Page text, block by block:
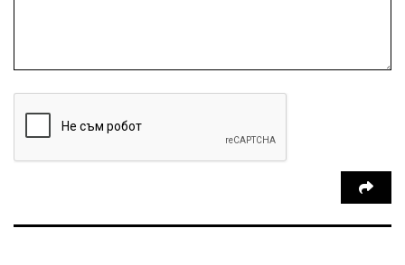
КироБрейка Протест Благовещение
БлизкиятИзток